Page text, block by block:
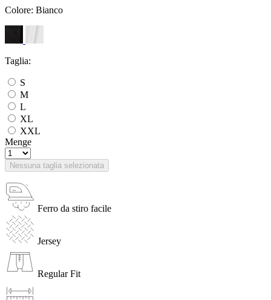
Colore: Bianco
Taglia:
S
M
L
XL
XXL
Menge
Nessuna taglia selezionata
Ferro da stiro facile
Jersey
Regular Fit